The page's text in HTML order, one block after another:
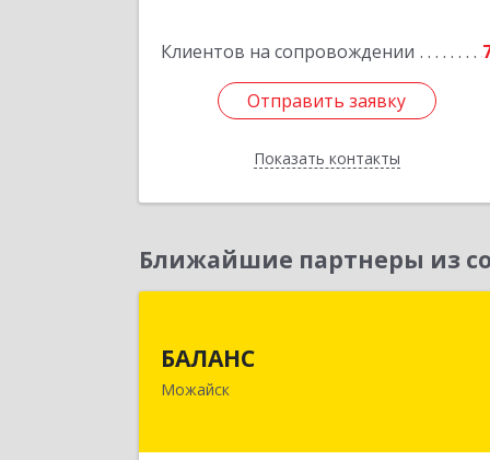
Клиентов на сопровождении
Отправить заявку
Показать контакты
Отправить заявку
Назад
Ближайшие партнеры из
БАЛАНС
Можайск